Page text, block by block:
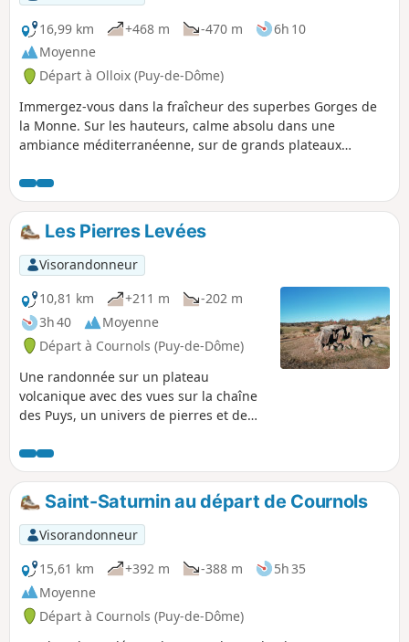
16,99 km
+468 m -470 m
6h 10
Moyenne
Départ à Olloix (Puy-de-Dôme)
Immergez-vous dans la fraîcheur des superbes Gorges de
la Monne. Sur les hauteurs, calme absolu dans une
ambiance méditerranéenne, sur de grands plateaux
d'aujourd'hui : l'Allée Couverte de la Grotte et l'Abbaye de
Notre-Dame de Randol (moderne). Attention, dans les
gorges, sentier étroit et glissant muni, par endroits, d'une
corde.Les Pierres Levées
Visorandonneur
10,81 km
+211 m
-202 m
3h 40
Moyenne
Départ à Cournols (Puy-de-Dôme)
Une randonnée sur un plateau
volcanique avec des vues sur la chaîne
des Puys, un univers de pierres et de
des vaches et toucher à la civilisation
des Arvernes (Gaulois d'auvergne) à
travers des pierres levées et dolmens.
Une magnifique balade en toutes
saisons.
Saint-Saturnin au départ de Cournols
Visorandonneur
15,61 km
+392 m -388 m
5h 35
Moyenne
Départ à Cournols (Puy-de-Dôme)